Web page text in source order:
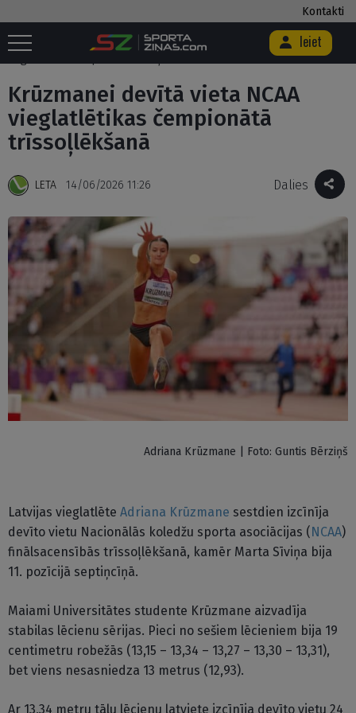
Kontakti
Ieiet
Sākums Vieglatlētika / Krūzmanei devītā vieta NCAA
Krūzmanei devītā vieta NCAA
vieglatlētikas čempionātā
trīssoļlēkšanā
LETA 14/06/2026 11:26 Dalies
Adriana Krūzmane | Foto: Guntis Bērziņš
Latvijas vieglatlēte Adriana Krūzmane sestdien izcīnīja
devīto vietu Nacionālās koledžu sporta asociācijas ( NCAA)
finālsacensībās trīssoļlēkšanā, kamēr Marta Sīviņa bija
11. pozīcijā septiņcīņā.
Maiami Universitātes studente Krūzmane aizvadīja
stabilas lēcienu sērijas. Pieci no sešiem lēcieniem bija 19
centimetru robežās (13,15 – 13,34 – 13,27 – 13,30 – 13,31),
bet viens nesasniedza 13 metrus (12,93).
Ar 13,34 metru tālu lēcienu latviete izcīnīja devīto vietu 24